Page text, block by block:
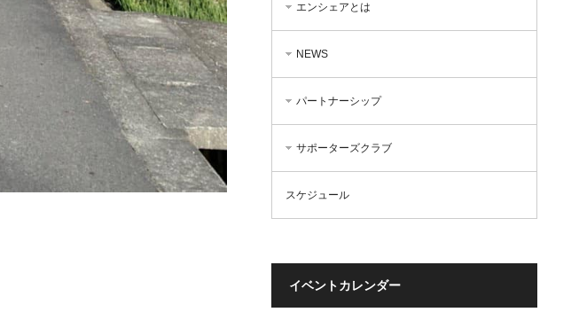
エンシェアとは
NEWS
パートナーシップ
サポーターズクラブ
スケジュール
イベントカレンダー